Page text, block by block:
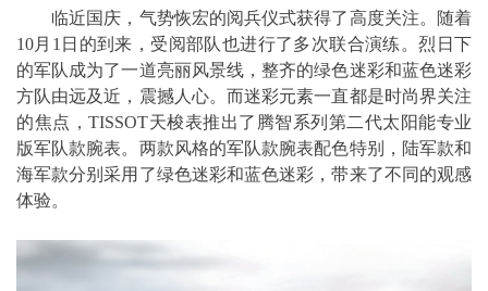
临近国庆，气势恢宏的阅兵仪式获得了高度关注。随着
10月1日的到来，受阅部队也进行了多次联合演练。烈日下
的军队成为了一道亮丽风景线，整齐的绿色迷彩和蓝色迷彩
方队由远及近，震撼人心。而迷彩元素一直都是时尚界关注
的焦点，TISSOT天梭表推出了腾智系列第二代太阳能专业
版军队款腕表。两款风格的军队款腕表配色特别，陆军款和
海军款分别采用了绿色迷彩和蓝色迷彩，带来了不同的观感
体验。